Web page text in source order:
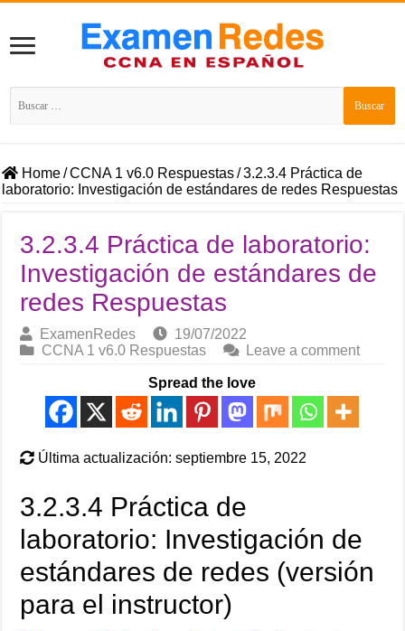
Buscar:
Home/CCNA 1 v6.0 Respuestas/3.2.3.4 Práctica de
laboratorio: Investigación de estándares de redes Respuestas
3.2.3.4 Práctica de laboratorio:
Investigación de estándares de
redes Respuestas
ExamenRedes
19/07/2022
CCNA 1 v6.0 Respuestas
Leave a comment
Spread the love
Última actualización: septiembre 15, 2022
3.2.3.4 Práctica de
laboratorio: Investigación de
estándares de redes (versión
para el instructor)